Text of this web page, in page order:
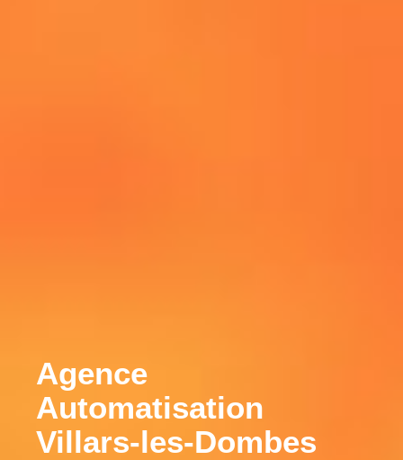
Agence
Automatisation
Villars-les-Dombes